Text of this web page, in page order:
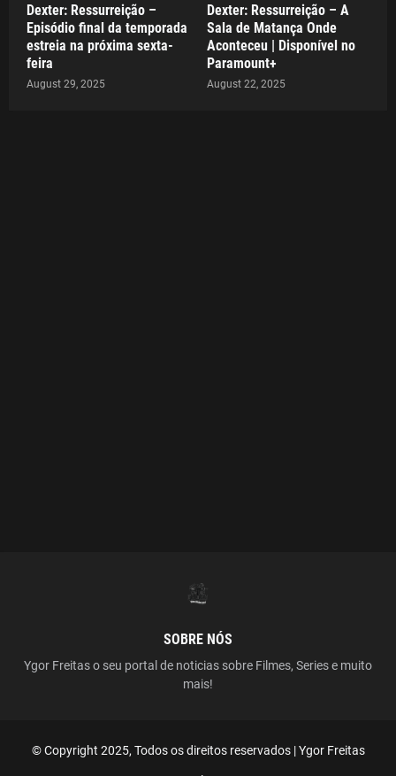
Dexter: Ressurreição –
Episódio final da temporada
estreia na próxima sexta-
feira
August 29, 2025
Dexter: Ressurreição – A
Sala de Matança Onde
Aconteceu | Disponível no
Paramount+
August 22, 2025
SOBRE NÓS
Ygor Freitas o seu portal de noticias sobre Filmes, Series e muito
mais!
© Copyright 2025, Todos os direitos reservados | Ygor Freitas